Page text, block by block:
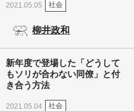
2021.05.05 社会
柳井政和
新年度で登場した「どうして
もソリが合わない同僚」と付
き合う方法
2021.05.04 社会